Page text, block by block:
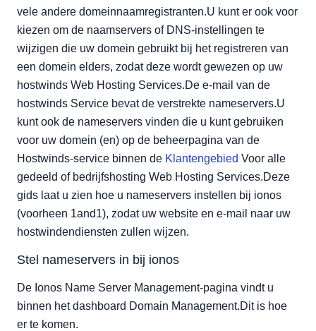
vele andere domeinnaamregistranten.U kunt er ook voor
kiezen om de naamservers of DNS-instellingen te
wijzigen die uw domein gebruikt bij het registreren van
een domein elders, zodat deze wordt gewezen op uw
hostwinds Web Hosting Services.De e-mail van de
hostwinds Service bevat de verstrekte nameservers.U
kunt ook de nameservers vinden die u kunt gebruiken
voor uw domein (en) op de beheerpagina van de
Hostwinds-service binnen de Klantengebied Voor alle
gedeeld of bedrijfshosting Web Hosting Services.Deze
gids laat u zien hoe u nameservers instellen bij ionos
(voorheen 1and1), zodat uw website en e-mail naar uw
hostwindendiensten zullen wijzen.
Stel nameservers in bij ionos
De Ionos Name Server Management-pagina vindt u
binnen het dashboard Domain Management.Dit is hoe
er te komen.